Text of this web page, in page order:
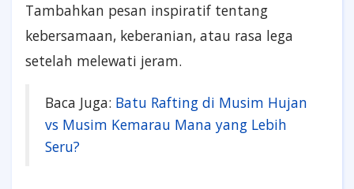
Tambahkan pesan inspiratif tentang
kebersamaan, keberanian, atau rasa lega
setelah melewati jeram.
Baca Juga: Batu Rafting di Musim Hujan
vs Musim Kemarau Mana yang Lebih
Seru?